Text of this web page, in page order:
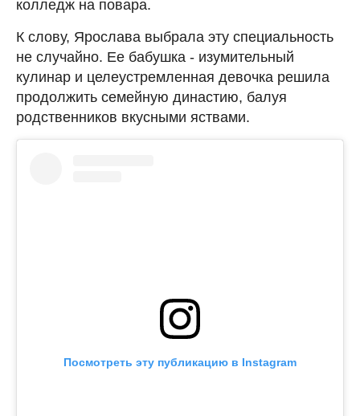
колледж на повара.
К слову, Ярослава выбрала эту специальность
не случайно. Ее бабушка - изумительный
кулинар и целеустремленная девочка решила
продолжить семейную династию, балуя
родственников вкусными яствами.
Посмотреть эту публикацию в Instagram